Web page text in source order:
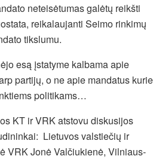
neteisėtumas galėtų reikšti
reikalaujanti Seimo rinkimų
tikslumu.
esą įstatyme kalbama apie
partijų, o ne apie mandatus kurie
politikams…
KT ir VRK atstovu diskusijos
Lietuvos valstiečių ir
VRK Jonė Valčiukienė, Vilniaus-